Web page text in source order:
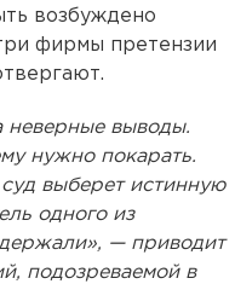
возбуждено
фирмы претензии
неверные выводы.
нужно покарать.
выберет истинную
одного из
— приводит
подозреваемой в